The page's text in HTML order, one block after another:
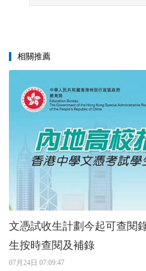
相關推薦
文憑試收生計劃今起可查閱
生按時查閱及補錄
07月24日 07:09:47